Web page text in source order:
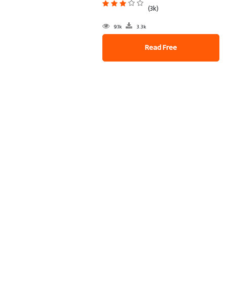
(3k)
9.1k 3.3k
Read Free